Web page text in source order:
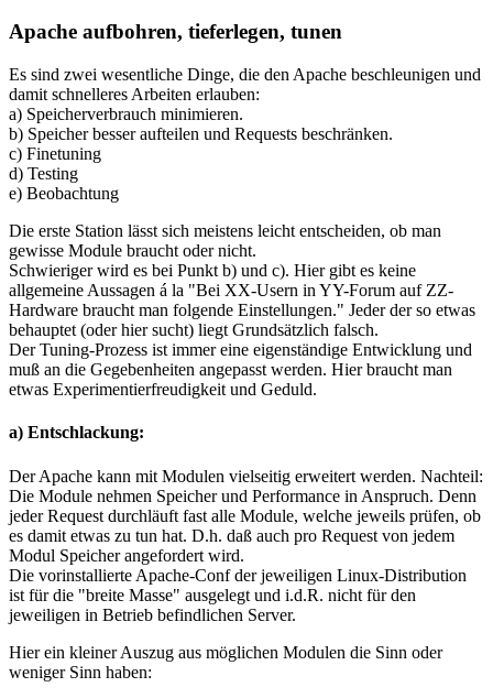
Apache aufbohren, tieferlegen, tunen
Es sind zwei wesentliche Dinge, die den Apache beschleunigen und
damit schnelleres Arbeiten erlauben:
a) Speicherverbrauch minimieren.
b) Speicher besser aufteilen und Requests beschränken.
c) Finetuning
d) Testing
e) Beobachtung
Die erste Station lässt sich meistens leicht entscheiden, ob man
gewisse Module braucht oder nicht.
Schwieriger wird es bei Punkt b) und c). Hier gibt es keine
allgemeine Aussagen á la "Bei XX-Usern in YY-Forum auf ZZ-
Hardware braucht man folgende Einstellungen." Jeder der so etwas
behauptet (oder hier sucht) liegt Grundsätzlich falsch.
Der Tuning-Prozess ist immer eine eigenständige Entwicklung und
muß an die Gegebenheiten angepasst werden. Hier braucht man
etwas Experimentierfreudigkeit und Geduld.
a) Entschlackung:
Der Apache kann mit Modulen vielseitig erweitert werden. Nachteil:
Die Module nehmen Speicher und Performance in Anspruch. Denn
jeder Request durchläuft fast alle Module, welche jeweils prüfen, ob
es damit etwas zu tun hat. D.h. daß auch pro Request von jedem
Modul Speicher angefordert wird.
Die vorinstallierte Apache-Conf der jeweiligen Linux-Distribution
ist für die "breite Masse" ausgelegt und i.d.R. nicht für den
jeweiligen in Betrieb befindlichen Server.
Hier ein kleiner Auszug aus möglichen Modulen die Sinn oder
weniger Sinn haben: